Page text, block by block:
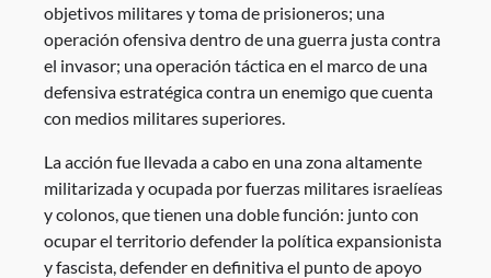
objetivos militares y toma de prisioneros; una
operación ofensiva dentro de una guerra justa contra
el invasor; una operación táctica en el marco de una
defensiva estratégica contra un enemigo que cuenta
con medios militares superiores.
La acción fue llevada a cabo en una zona altamente
militarizada y ocupada por fuerzas militares israelíeas
y colonos, que tienen una doble función: junto con
ocupar el territorio defender la política expansionista
y fascista, defender en definitiva el punto de apoyo